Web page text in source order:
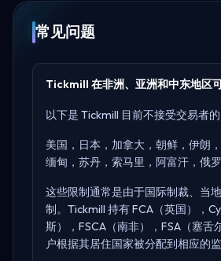
常见问题
Tickmill 在非洲、亚洲和中东地区
以下是 Tickmill 目前不接受交易者的
美国，日本，加拿大，朝鲜，伊朗
缅甸，苏丹，索马里，阿富汗，俄
这些限制通常是由于国际制裁、当
制。Tickmill 持有FCA（英国），
斯），FSCA（南非），FSA（塞舌尔
户根据其居住国家被分配到相应的监